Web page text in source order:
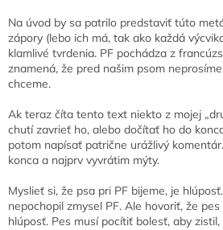
Na úvod by sa patrilo predstaviť túto
zápory (lebo ich má, tak ako každá
klamlivé tvrdenia. PF pochádza z
znamená, že pred našim psom
chceme.
Ak teraz číta tento text niekto z mojej
chutí zavrieť ho, alebo dočítať ho do
potom napísať patrične urážlivý
konca a najprv vyvrátim mýty.
Myslieť si, že psa pri PF bijeme, je
nepochopil zmysel PF. Ale hovoriť, že
hlúposť. Pes musí pocítiť bolesť, aby